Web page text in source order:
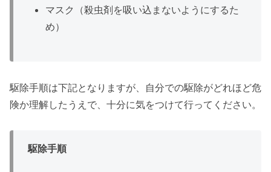
マスク（殺虫剤を吸い込まないようにするた
め）
駆除手順は下記となりますが、自分での駆除がどれほど危
険か理解したうえで、十分に気をつけて行ってください。
駆除手順